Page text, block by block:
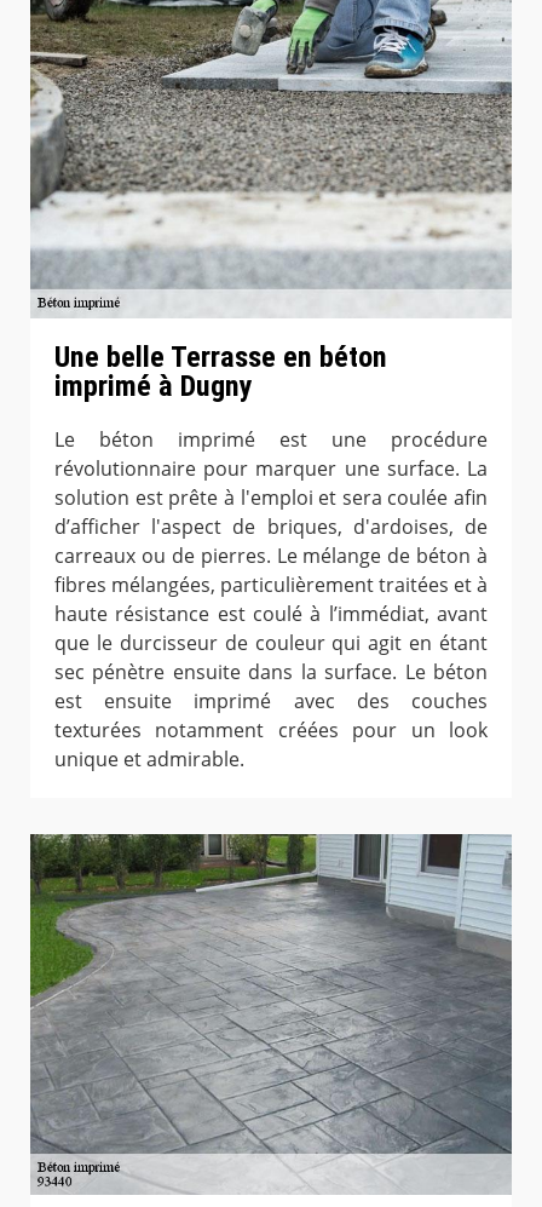
Une belle Terrasse en béton
imprimé à Dugny
Le béton imprimé est une procédure
révolutionnaire pour marquer une surface. La
solution est prête à l'emploi et sera coulée afin
d’afficher l'aspect de briques, d'ardoises, de
carreaux ou de pierres. Le mélange de béton à
fibres mélangées, particulièrement traitées et à
haute résistance est coulé à l’immédiat, avant
que le durcisseur de couleur qui agit en étant
sec pénètre ensuite dans la surface. Le béton
est ensuite imprimé avec des couches
texturées notamment créées pour un look
unique et admirable.